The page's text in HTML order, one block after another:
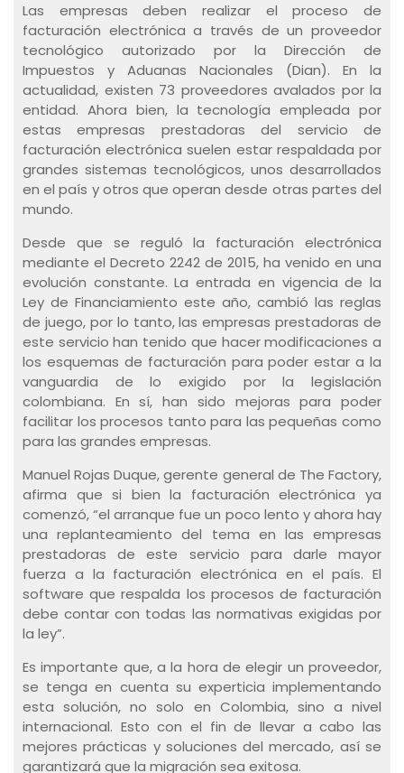
Las empresas deben realizar el proceso de
facturación electrónica a través de un proveedor
tecnológico autorizado por la Dirección de
Impuestos y Aduanas Nacionales (Dian). En la
actualidad, existen 73 proveedores avalados por la
entidad. Ahora bien, la tecnología empleada por
estas empresas prestadoras del servicio de
facturación electrónica suelen estar respaldada por
grandes sistemas tecnológicos, unos desarrollados
en el país y otros que operan desde otras partes del
mundo.
Desde que se reguló la facturación electrónica
mediante el Decreto 2242 de 2015, ha venido en una
evolución constante. La entrada en vigencia de la
Ley de Financiamiento este año, cambió las reglas
de juego, por lo tanto, las empresas prestadoras de
este servicio han tenido que hacer modificaciones a
los esquemas de facturación para poder estar a la
vanguardia de lo exigido por la legislación
colombiana. En sí, han sido mejoras para poder
facilitar los procesos tanto para las pequeñas como
para las grandes empresas.
Manuel Rojas Duque, gerente general de The Factory,
afirma que si bien la facturación electrónica ya
comenzó, “el arranque fue un poco lento y ahora hay
una replanteamiento del tema en las empresas
prestadoras de este servicio para darle mayor
fuerza a la facturación electrónica en el país. El
software que respalda los procesos de facturación
debe contar con todas las normativas exigidas por
la ley”.
Es importante que, a la hora de elegir un proveedor,
se tenga en cuenta su experticia implementando
esta solución, no solo en Colombia, sino a nivel
internacional. Esto con el fin de llevar a cabo las
mejores prácticas y soluciones del mercado, así se
garantizará que la migración sea exitosa.